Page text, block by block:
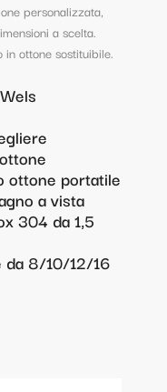
personalizzata,
a scelta.
ottone sostituibile.
ottone portatile
a vista
304 da 1,5
da 8/10/12/16